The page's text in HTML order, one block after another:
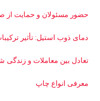
حضور مسئولان و حمایت
دمای ذوب استیل: تأثیر
تعادل بین معاملات و
معرفی انواع چاپ